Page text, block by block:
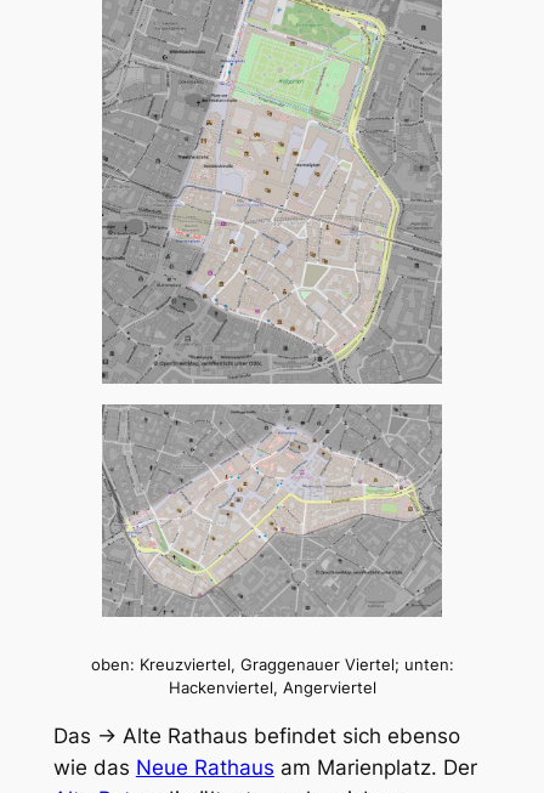
oben: Kreuzviertel, Graggenauer Viertel; unten:
Hackenviertel, Angerviertel
Das → Alte Rathaus befindet sich ebenso
wie das Neue Rathaus am Marienplatz. Der